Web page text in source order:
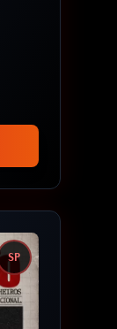
SP